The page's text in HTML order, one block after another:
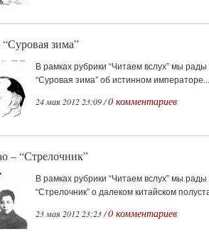
зима”
В рамках рубрики “Читаем вслух” мы
“Суровая зима” об истинном императоре...
24 мая 2012 23:09 /0 комментариев
– “Стрелочник”
В рамках рубрики “Читаем вслух” мы
“Стрелочник” о далеком китайском
23 мая 2012 23:23 /0 комментариев